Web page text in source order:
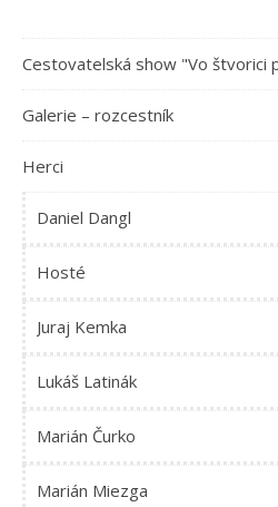
Cestovatelská show "Vo štvorici
Galerie – rozcestník
Herci
Daniel Dangl
Hosté
Juraj Kemka
Lukáš Latinák
Marián Čurko
Marián Miezga